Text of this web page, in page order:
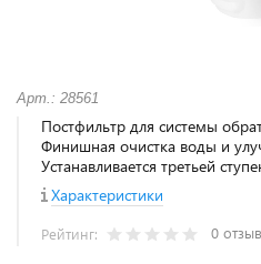
Арт.: 28561
Постфильтр для системы
Финишная очистка воды и
Устанавливается третьей
Характеристики
Рейтинг: 0